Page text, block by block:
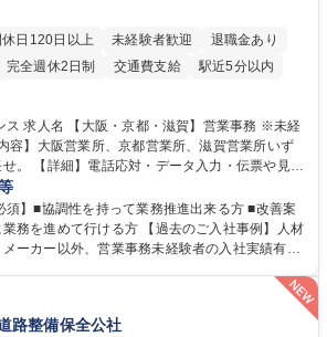
休日120日以上 未経験者歓迎
退職金あり
完全週休2日制 交通費支給
駅近5分以内
務 ※未経
。 【詳細】電話応対・データ入力・伝票や見積
客対応・営業所内で発生する事務業務や業務改
とが可能です。業務システムがきちんと構築さ
仕事に慣れることができる環境です。また、
ため、安心して業務に取り組んでいただけます。
賀】営業事務 ※未経験可
須】■協調性を持って業務推進出来る方 ■改善案
務を進めて行ける方 【過去のご入社事例】人材
ーカー以外、営業事務未経験者の入社実績有
加価値向上に貢献します。ベースの定型業務に加
に合わせ、能動的なサポート、改善の動きも期
シャリストとして、チームに貢献し、結果的に
路整備保全公社